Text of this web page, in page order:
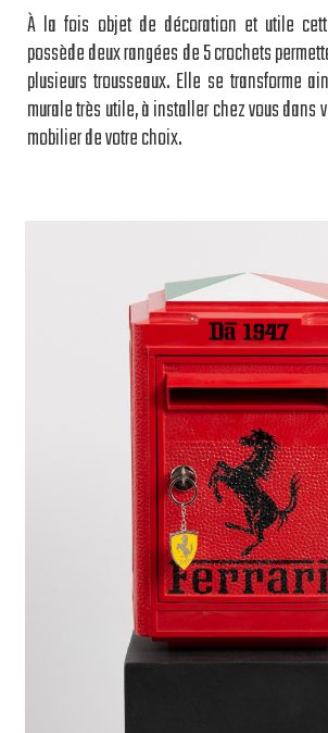
À la fois objet de décoration et utile
possède deux rangées de 5 crochets
plusieurs trousseaux. Elle se transforme
murale très utile, à installer chez vous dans
mobilier de votre choix.